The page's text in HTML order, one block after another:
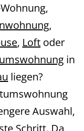
,
, Loft oder
in
liegen?
Auswahl,